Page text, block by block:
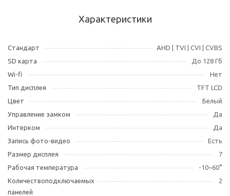
Характеристики
Cтандарт
AHD | TVI | CVI | CVBS
SD карта
До 128 Гб
Wi-fi
Нет
Тип дисплея
TFT LCD
Цвет
Белый
Управление замком
Да
Интерком
Да
Запись фото-видео
Есть
Размер дисплея
7
Рабочая температура
-10~60°
Количествоподключаемых
панелей
2